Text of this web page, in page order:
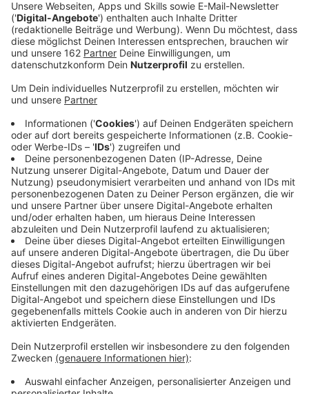
Anzeige
In Xanten werden im Sommer Kisten von Hand zu Hand
weitergereicht. Der Weltladen macht aus seinem
Umzug eine besonderen Gemeinschaftsaktion: Eine
Menschenkette soll die Kisten vom bisherigen
Standort an der Kurfürstenstraße bis ins neue
Ladenlokal am Markt tragen. 200 Freiwillige werden
dafür am 4. Juli (von 10 bis 12 Uhr) gebraucht. Rund
500 Artikel müssen sorgfältig verpackt und auf den
Weg gebracht werden. Wer helfen möchte, kann sich
online beim Weltladen anmelden oder direkt im Laden
in die Helferliste eintragen.Hier geht es zur Online-
Anmeldung.
Anzeige
Anzeige